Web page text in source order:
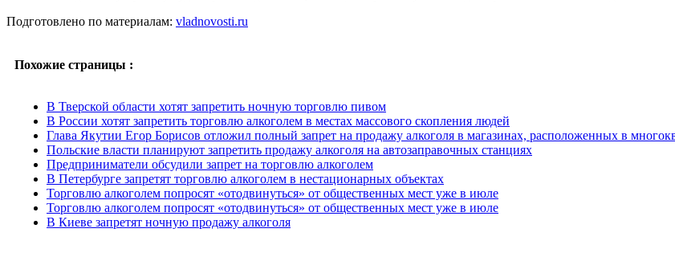
Подготовлено по материалам: vladnovosti.ru
Похожие страницы :
В Тверской области хотят запретить ночную торговлю пивом
В России хотят запретить торговлю алкоголем в местах массового скопления людей
Глава Якутии Егор Борисов отложил полный запрет на продажу алкоголя в магазинах, расположенных в
Польские власти планируют запретить продажу алкоголя на автозаправочных станциях
Предприниматели обсудили запрет на торговлю алкоголем
В Петербурге запретят торговлю алкоголем в нестационарных объектах
Торговлю алкоголем попросят «отодвинуться» от общественных мест уже в июле
Торговлю алкоголем попросят «отодвинуться» от общественных мест уже в июле
В Киеве запретят ночную продажу алкоголя